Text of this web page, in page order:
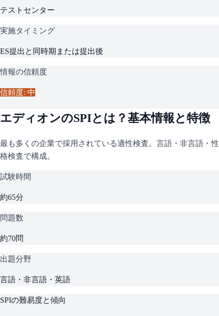
テストセンター
実施タイミング
ES提出と同時期または提出後
情報の信頼度
信頼度: 中
エディオンのSPIとは？基本情報と特徴
最も多くの企業で採用されている適性検査。言語・非言語・性
格検査で構成。
試験時間
約65分
問題数
約70問
出題分野
言語・非言語・英語
SPIの難易度と傾向